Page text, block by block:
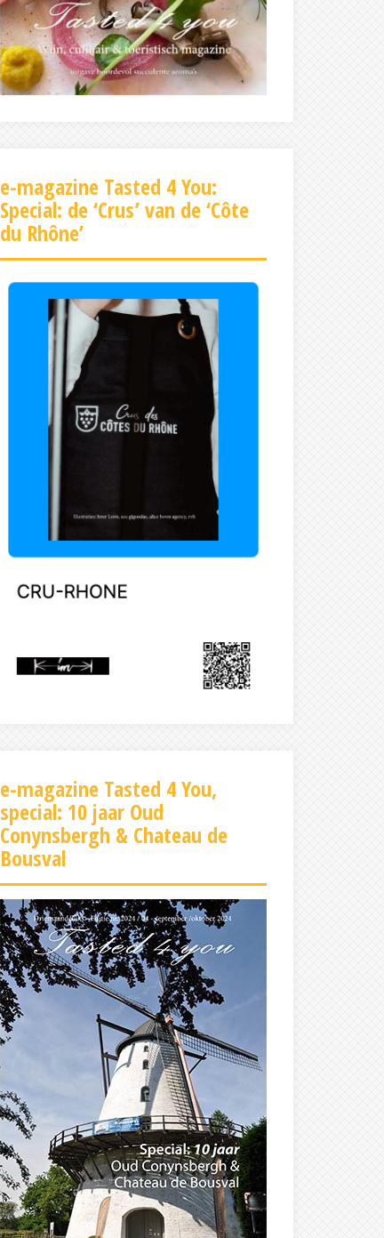
e-magazine Tasted 4 You:
Special: de ‘Crus’ van de ‘Côte
du Rhône’
e-magazine Tasted 4 You,
special: 10 jaar Oud
Conynsbergh & Chateau de
Bousval